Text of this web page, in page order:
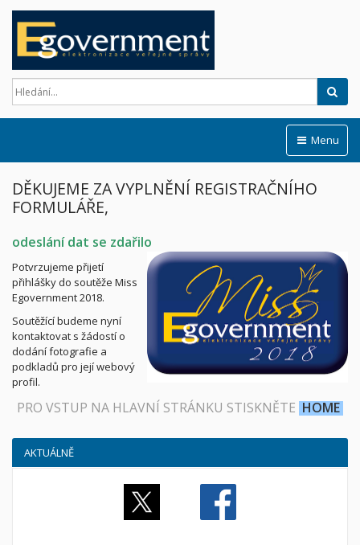
Menu
DĚKUJEME ZA VYPLNĚNÍ REGISTRAČNÍHO
FORMULÁŘE,
odeslání dat se zdařilo
Potvrzujeme přijetí
přihlášky do soutěže Miss
Egovernment 2018.
Soutěžící budeme nyní
kontaktovat s žádostí o
dodání fotografie a
podkladů pro její webový
profil.
PRO VSTUP NA HLAVNÍ STRÁNKU STISKNĚTE HOME
AKTUÁLNĚ